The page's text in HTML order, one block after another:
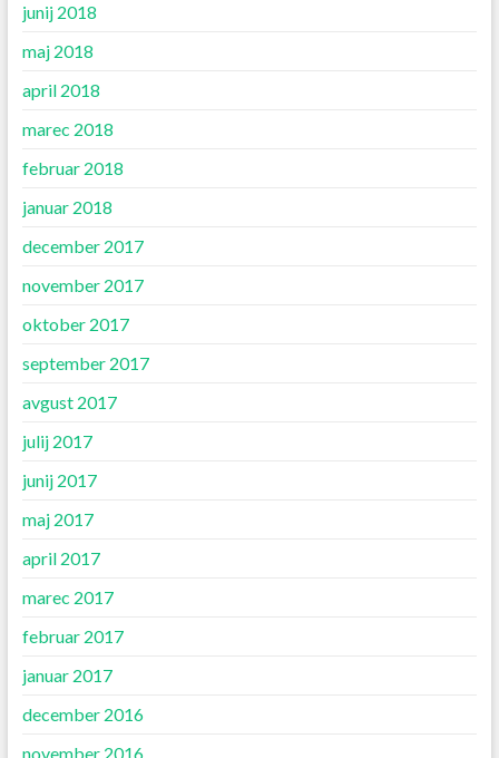
junij 2018
maj 2018
april 2018
marec 2018
februar 2018
januar 2018
december 2017
november 2017
oktober 2017
september 2017
avgust 2017
julij 2017
junij 2017
maj 2017
april 2017
marec 2017
februar 2017
januar 2017
december 2016
november 2016